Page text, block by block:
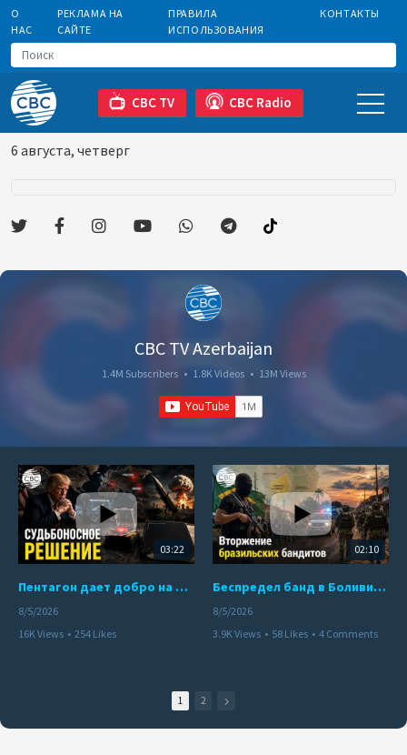
О
НАС
РЕКЛАМА НА
САЙТЕ
ПРАВИЛА
ИСПОЛЬЗОВАНИЯ
КОНТАКТЫ
CBC TV CBC Radio
6 августа, четверг
CBC TV Azerbaijan
1.4M Subscribers • 1.8K Videos • 13M Views
03:22
Пентагон дает добро на ядерный удар по противникам США
8/5/2026
16K Views • 254 Likes
02:10
Беспредел банд в Боливии. Расправы над наркоторговцами
8/5/2026
3.9K Views • 58 Likes • 4 Comments
1 2